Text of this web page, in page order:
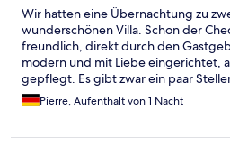
Wir hatten eine Übernachtung zu
wunderschönen Villa. Schon der
freundlich, direkt durch den
modern und mit Liebe eingerichtet,
gepflegt. Es gibt zwar ein paar
dass noch Umbauten stattfinden
einen solchen Gebäude auch normal.
Pierre, Aufenthalt von 1 Nacht